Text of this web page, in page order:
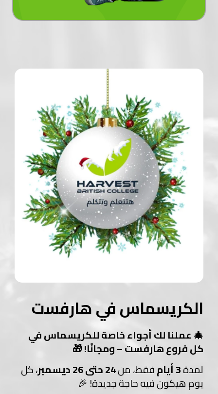
الكريسماس في هارفست
🎄 عملنا لك أجواء خاصة للكريسماس في
كل فروع هارفست – ومجانًا! 🎁
لمدة3 أيام فقط، من24 حتى 26 ديسمبر ، كل
يوم هيكون فيه حاجة جديدة! 🎉